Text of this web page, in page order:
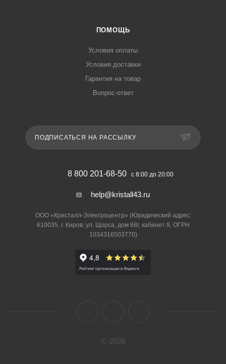
ПОМОЩЬ
Условия оплаты
Условия доставки
Гарантия на товар
Вопрос-ответ
ПОДПИСАТЬСЯ НА РАССЫЛКУ
8 800 201-68-50 с 8:00 до 20:00
help@kristall43.ru
ООО «Кристалл-Электроцентр» (Юридический адрес:
610035, г. Киров, ул. Щорса, дом 68г, кабинет 9, ОГРН
1034316503770)
© 2026